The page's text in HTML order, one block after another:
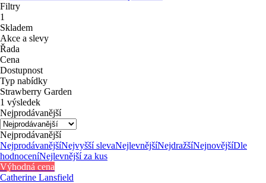
Filtry
1
Skladem
Akce a slevy
Řada
Cena
Dostupnost
Typ nabídky
Strawberry Garden
1 výsledek
Nejprodávanější
Nejprodávanější
NejprodávanějšíNejvyšší slevaNejlevnějšíNejdražšíNejnovějšíDle
hodnoceníNejlevnější za kus
Výhodná cena
Catherine Lansfield